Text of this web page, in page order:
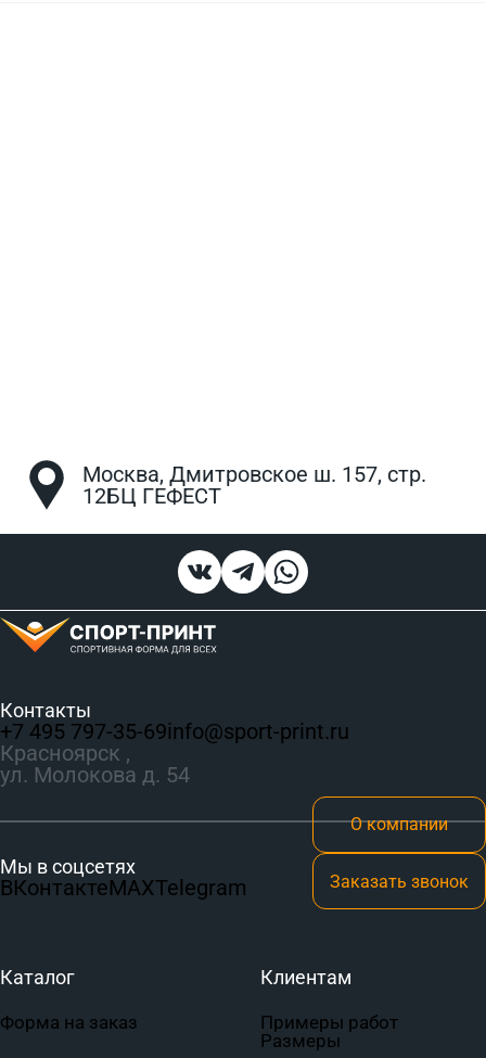
Москва, Дмитровское ш. 157, стр.
12БЦ ГЕФЕСТ
Контакты
+7 495 797‑35-69info@sport-print.ru
Красноярск ,
ул. Молокова д. 54
Мы в соцсетях
ВКонтактеMAXTelegram
О компании
Заказать звонок
Каталог
Форма на заказ
Клиентам
Примеры работ
Размеры